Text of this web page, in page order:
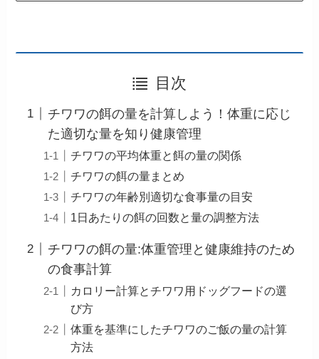
目次
チワワの餌の量を計算しよう！体重に応じ
た適切な量を知り健康管理
チワワの平均体重と餌の量の関係
チワワの餌の量まとめ
チワワの年齢別適切な食事量の目安
1日あたりの餌の回数と量の調整方法
チワワの餌の量:体重管理と健康維持のため
の食事計算
カロリー計算とチワワ用ドッグフードの選
び方
体重を基準にしたチワワのご飯の量の計算
方法